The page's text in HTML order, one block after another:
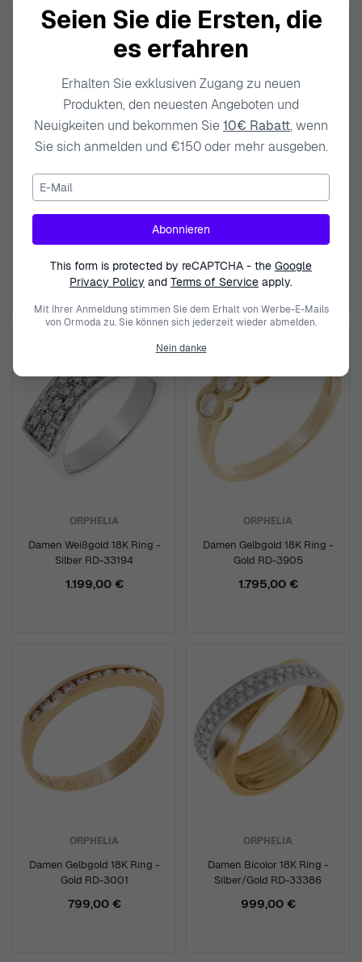
ORPHELIA
Damen Gelbgold 18K Ring -
1.999,00 €
ORPHELIA
Damen Weißgold 18K Ring -
1.150,00 €
ORPHELIA
Damen Weißgold 18K Ring -
Silber RD-33194
1.199,00 €
ORPHELIA
Damen Gelbgold 18K Ring -
Gold RD-3905
1.795,00 €
ORPHELIA
Damen Gelbgold 18K Ring -
Gold RD-3001
799,00 €
ORPHELIA
Damen Bicolor 18K Ring -
Silber/Gold RD-33386
999,00 €
Seien Sie die Ersten, die
es erfahren
Erhalten Sie exklusiven Zugang zu neuen
Produkten, den neuesten Angeboten und
Neuigkeiten und bekommen Sie10€ Rabatt, wenn
Sie sich anmelden und €150 oder mehr ausgeben.
E-Mail
Abonnieren
This form is protected by reCAPTCHA - the Google
Privacy Policy and Terms of Service apply.
Mit Ihrer Anmeldung stimmen Sie dem Erhalt von Werbe-E-Mails
von Ormoda zu. Sie können sich jederzeit wieder abmelden.
Nein danke